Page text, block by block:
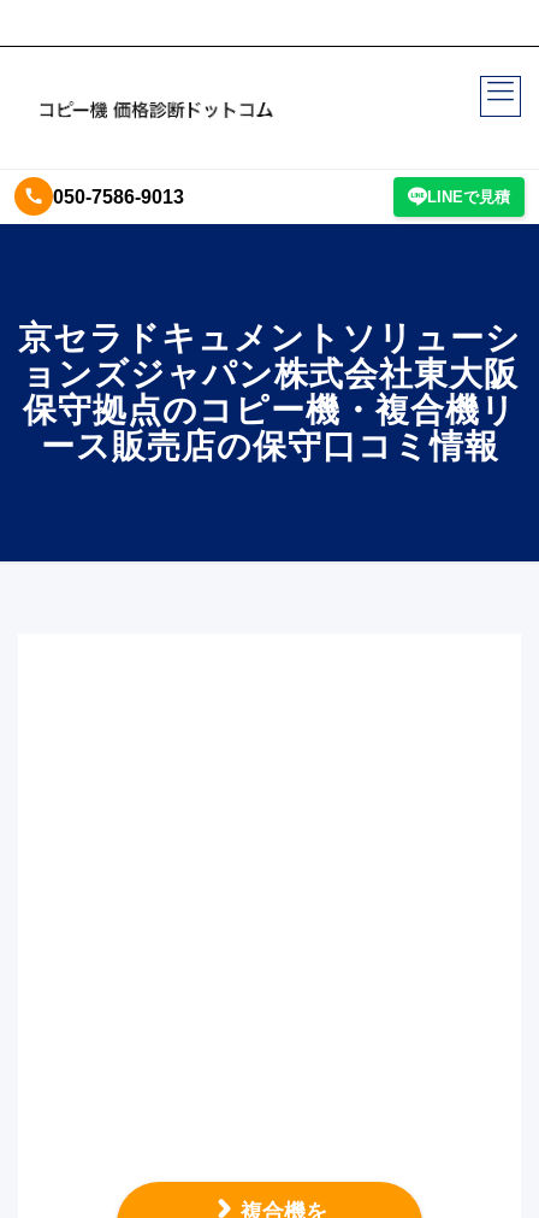
050-7586-9013 LINEで見積
京セラドキュメントソリューシ
ョンズジャパン株式会社東大阪
保守拠点のコピー機・複合機リ
ース販売店の保守口コミ情報
複合機を